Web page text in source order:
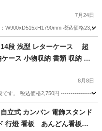
稲沢市 江南市 岩倉市 岐阜
阜市 三重県 愛知 グッドプラ
7月24日
W900xD515xH1790mm 税込価格
クヨ
段 浅型 レターケース 超
ース 小物収納 書類 収納 ケ
整理 書類ケース 超スリム
一宮市 名古屋 稲沢 江南
原 三重 愛知 グッドプライス
8月8日
です。 税込価格2,750円
ース立式 カンバン 電飾スタンド
行燈 看板 あんどん看板